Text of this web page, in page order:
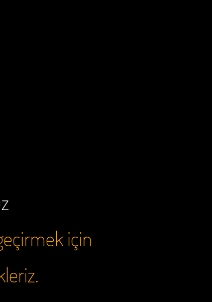
için